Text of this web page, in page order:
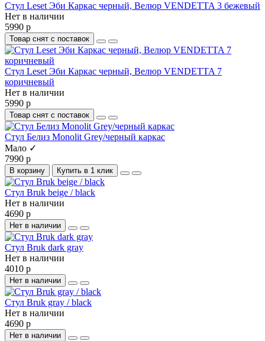
Стул Leset Эби Каркас черный, Велюр VENDETTA 3 бежевый
Нет в наличии
5990 р
Товар снят с поставок
Стул Leset Эби Каркас черный, Велюр VENDETTA 7
коричневый
Нет в наличии
5990 р
Товар снят с поставок
Стул Белиз Monolit Grey/черный каркас
Мало ✓
7990 р
В корзину Купить в 1 клик
Стул Bruk beige / black
Нет в наличии
4690 р
Нет в наличии
Стул Bruk dark gray
Нет в наличии
4010 р
Нет в наличии
Стул Bruk gray / black
Нет в наличии
4690 р
Нет в наличии